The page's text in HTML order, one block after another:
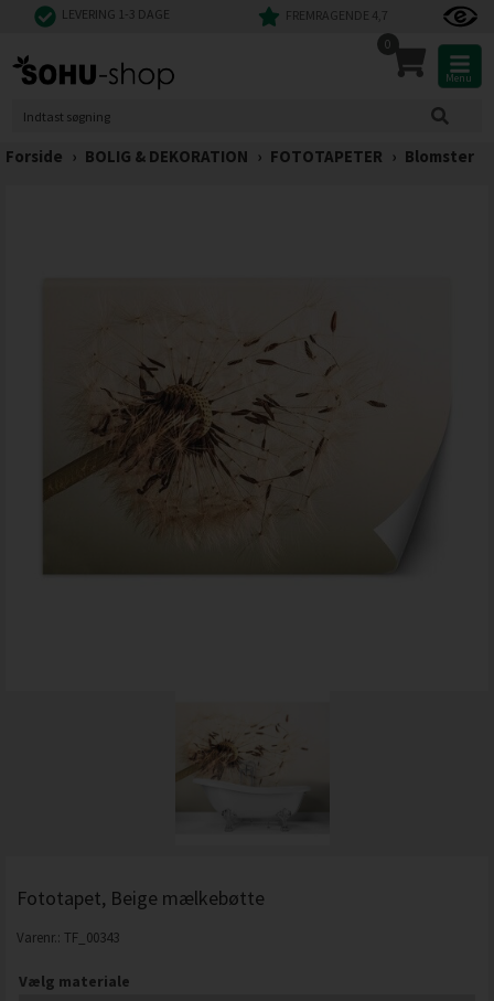
LEVERING 1-3 DAGE FREMRAGENDE 4,7
0
Menu
Forside › BOLIG & DEKORATION › FOTOTAPETER › Blomster
Fototapet, Beige mælkebøtte
Varenr.: TF_00343
Vælg materiale